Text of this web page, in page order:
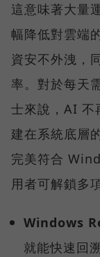
這意味著大量
幅降低對雲端
資安不外洩，
率。對於每天
士來說，AI 不
建在系統底層
完美符合
用者可解鎖多
Windows
就能快速回